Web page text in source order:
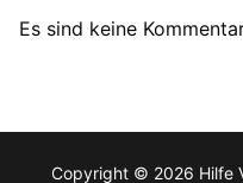
Es sind keine
Copyright © 2026 Hilfe